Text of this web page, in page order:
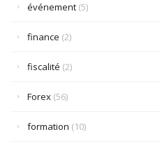
événement (5)
finance (2)
fiscalité (2)
Forex (56)
formation (10)